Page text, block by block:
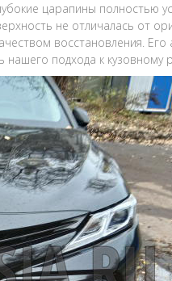
царапины полностью
не отличалась от
восстановления.
подхода к кузовному